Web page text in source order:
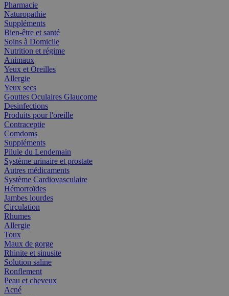
Pharmacie
Naturopathie
Suppléments
Bien-être et santé
Soins à Domicile
Nutrition et régime
Animaux
Yeux et Oreilles
Allergie
Yeux secs
Gouttes Oculaires Glaucome
Desinfections
Produits pour l'oreille
Contraceptie
Comdoms
Suppléments
Pilule du Lendemain
Système urinaire et prostate
Autres médicaments
Système Cardiovasculaire
Hémorroïdes
Jambes lourdes
Circulation
Rhumes
Allergie
Toux
Maux de gorge
Rhinite et sinusite
Solution saline
Ronflement
Peau et cheveux
Acné